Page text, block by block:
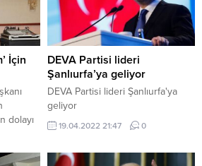
İçin
dolayı
DEVA Partisi lideri
Şanlıurfa’ya geliyor
DEVA Partisi lideri Şanlıurfa'ya
geliyor
19.04.2022 21:47 0